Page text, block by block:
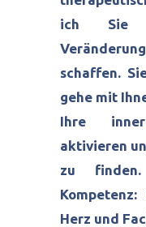
ich Sie
schaffen.
gehe mit
Ihre
aktivieren
zu finden.
Herz und